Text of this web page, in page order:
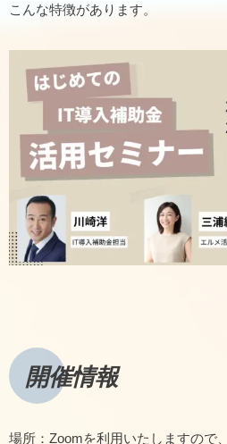
こんな特徴があります。
開催情報
場所：Zoomを利用いたしますので